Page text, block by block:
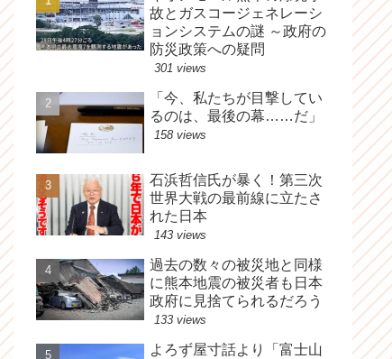
故とガスコージェネレーシ
ョンシステムの謎 ～政府の
防災政策への疑問
301 views
「今、私たちが目撃してい
るのは、最後の幕……だ」
158 views
石浜哲信氏が暴く！第三次
世界大戦の最前線に立たさ
れた日本
143 views
過去の数々の被災地と同様
に熊本地震の被災者も日本
政府に見捨てられるだろう
133 views
よろず屋寸話より「富士山